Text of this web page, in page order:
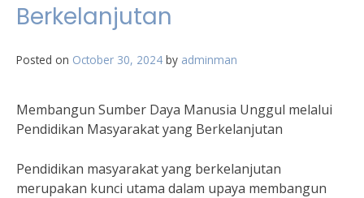
Berkelanjutan
Posted on October 30, 2024 by adminman
Membangun Sumber Daya Manusia Unggul melalui
Pendidikan Masyarakat yang Berkelanjutan
Pendidikan masyarakat yang berkelanjutan
merupakan kunci utama dalam upaya membangun